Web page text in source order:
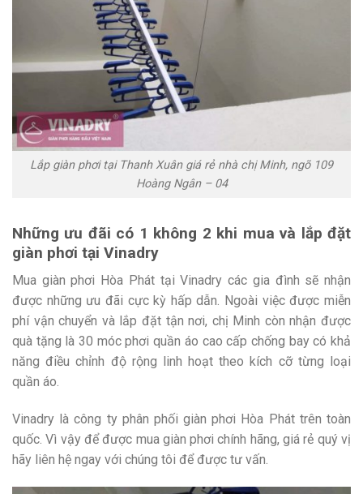
Lắp giàn phơi tại Thanh Xuân giá rẻ nhà chị Minh, ngõ 109
Hoàng Ngân – 04
Những ưu đãi có 1 không 2 khi mua và lắp đặt
giàn phơi tại Vinadry
Mua giàn phơi Hòa Phát tại Vinadry các gia đình sẽ nhận
được những ưu đãi cực kỳ hấp dẫn. Ngoài việc được miễn
phí vận chuyển và lắp đặt tận nơi, chị Minh còn nhận được
quà tặng là 30 móc phơi quần áo cao cấp chống bay có khả
năng điều chỉnh độ rộng linh hoạt theo kích cỡ từng loại
quần áo.
Vinadry là công ty phân phối giàn phơi Hòa Phát trên toàn
quốc. Vì vậy để được mua giàn phơi chính hãng, giá rẻ quý vị
hãy liên hệ ngay với chúng tôi để được tư vấn.